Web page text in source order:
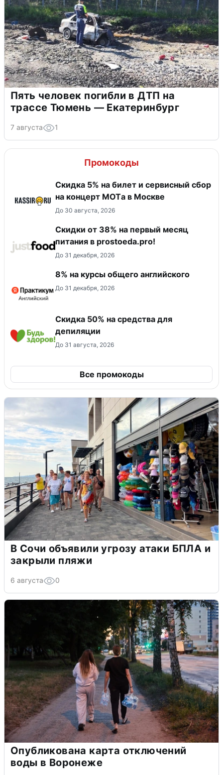
Пять человек погибли в ДТП на
трассе Тюмень — Екатеринбург
7 августа 1
Промокоды
Скидка 5% на билет и сервисный сбор
на концерт MOTа в Москве
До 30 августа, 2026
​Скидки от 38% на первый месяц
питания в prostoeda.pro!
До 31 декабря, 2026
8% на курсы общего английского
До 31 декабря, 2026
Скидка 50% на средства для
депиляции
До 31 августа, 2026
Все промокоды
В Сочи объявили угрозу атаки БПЛА и
закрыли пляжи
6 августа 0
Опубликована карта отключений
воды в Воронеже